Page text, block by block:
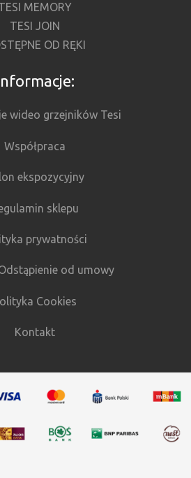
MEMORY
TESI JOIN
OD RĘKI
wideo grzejników Tesi
Współpraca
ekspozycyjny
sklepu
prywatności
od umowy
Cookies
Kontakt